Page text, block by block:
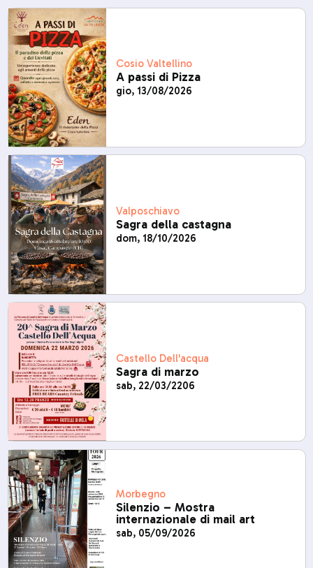
Cosio Valtellino
A passi di Pizza
gio, 13/08/2026
Valposchiavo
Sagra della castagna
dom, 18/10/2026
Castello Dell'acqua
Sagra di marzo
sab, 22/03/2206
Morbegno
Silenzio – Mostra
internazionale di mail art
sab, 05/09/2026